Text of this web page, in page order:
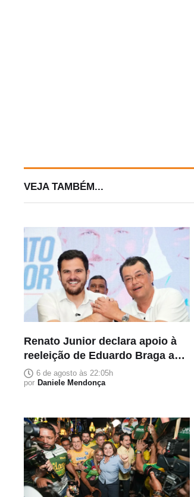
VEJA TAMBÉM...
Renato Junior declara apoio à
reeleição de Eduardo Braga ao
Senado
6 de agosto às 22:05h
por Daniele Mendonça